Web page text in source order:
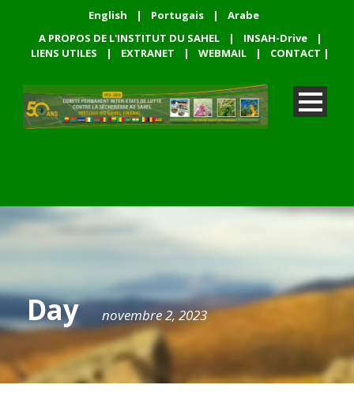
English | Portugais |
Arabe
A PROPOS DE L'INSTITUT DU SAHEL
| INSAH-Drive
|
LIENS UTILES
| EXTRANET | WEBMAIL | CONTACT |
Day novembre 2, 2023